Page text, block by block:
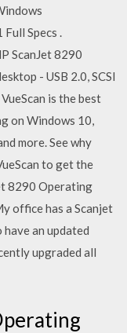
Specs .
ScanJet 8290
- USB 2.0, SCSI
is the best
on Windows 10,
more. See why
to get the
8290 Operating
office has a Scanjet
an updated
upgraded all